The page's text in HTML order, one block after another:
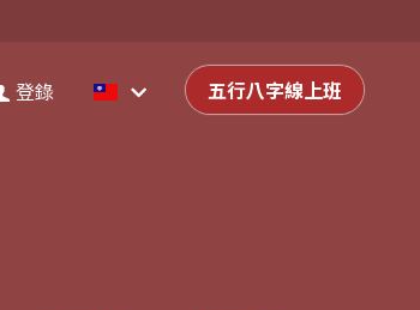
登錄 五行八字線上班
登錄 五行八字線上班